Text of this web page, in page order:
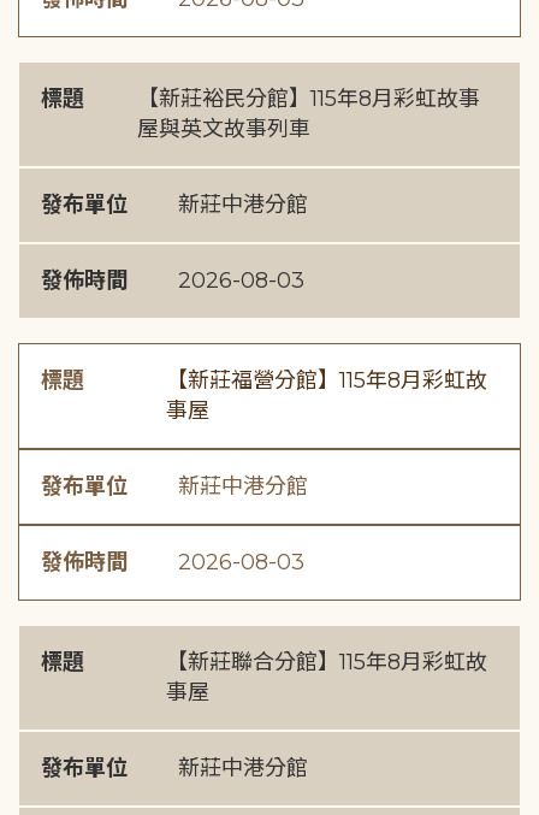
標題
【新莊裕民分館】115年8月彩虹故事
屋與英文故事列車
發布單位 新莊中港分館
發佈時間 2026-08-03
標題
【新莊福營分館】115年8月彩虹故
事屋
發布單位 新莊中港分館
發佈時間 2026-08-03
標題
【新莊聯合分館】115年8月彩虹故
事屋
發布單位 新莊中港分館